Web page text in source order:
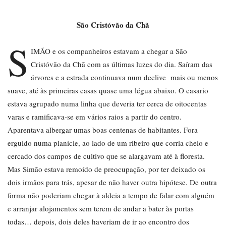
São Cristóvão da Chã
S IMÃO e os companheiros estavam a chegar a São
Cristóvão da Chã com as últimas luzes do dia. Saíram das
árvores e a estrada continuava num declive mais ou menos
suave, até às primeiras casas quase uma légua abaixo. O casario
estava agrupado numa linha que deveria ter cerca de oitocentas
varas e ramificava-se em vários raios a partir do centro.
Aparentava albergar umas boas centenas de habitantes. Fora
erguido numa planície, ao lado de um ribeiro que corria cheio e
cercado dos campos de cultivo que se alargavam até à floresta.
Mas Simão estava remoído de preocupação, por ter deixado os
dois irmãos para trás, apesar de não haver outra hipótese. De outra
forma não poderiam chegar à aldeia a tempo de falar com alguém
e arranjar alojamentos sem terem de andar a bater às portas
todas… depois, dois deles haveriam de ir ao encontro dos